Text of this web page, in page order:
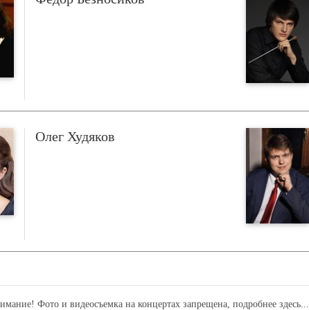
Олег Худяков
Фото и видеосъемка на концертах запрещена,подробнее здесь...